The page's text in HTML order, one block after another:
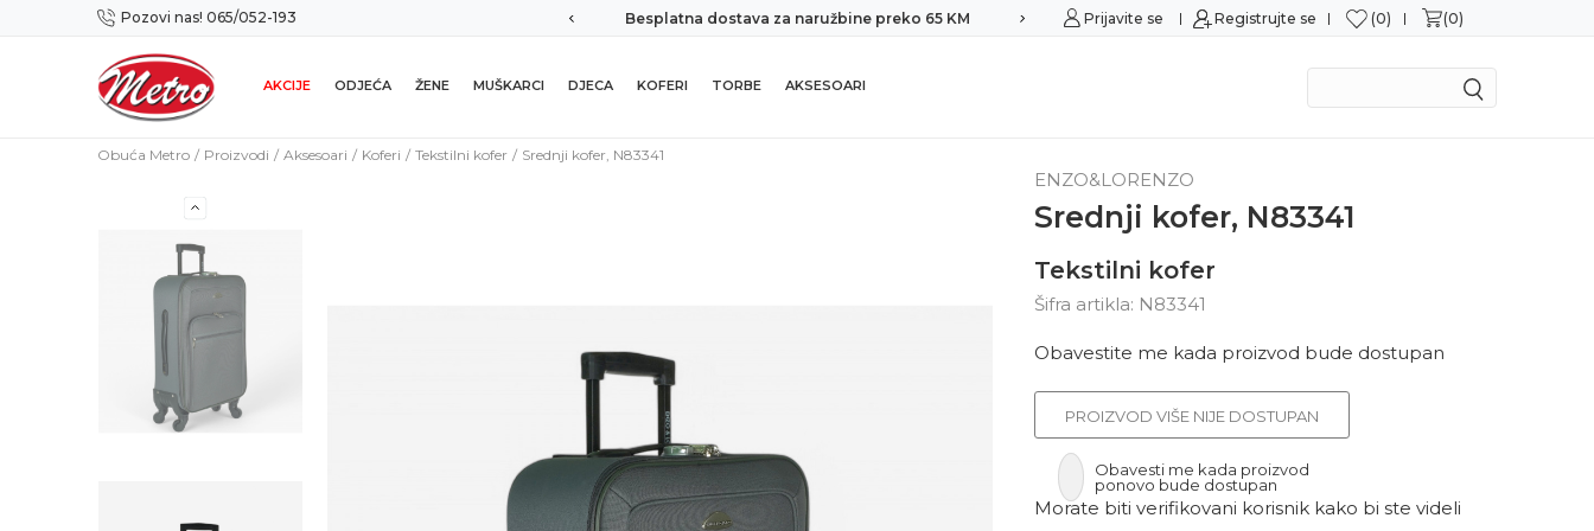
Pozovi nas! 065/052-193
Preuzmi NOVU Metro mobilnu aplikaciju! Besplatna dostava za naružbine preko 65 KM Sigurna kupovina
Prijavite se Registrujte se 0 0
AKCIJE ODJEĆA ŽENE MUŠKARCI DJECA KOFERI TORBE AKSESOARI
Obuća Metro Proizvodi Aksesoari Koferi Tekstilni kofer Srednji kofer, N83341
ENZO&LORENZO
Srednji kofer, N83341
Tekstilni kofer
Šifra artikla: N83341
Obavestite me kada proizvod bude dostupan
PROIZVOD VIŠE NIJE DOSTUPAN
Obavesti me kada proizvod
ponovo bude dostupan
Morate biti verifikovani korisnik kako bi ste videli